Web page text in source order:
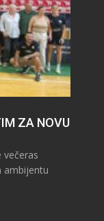
ZA NOVU
večeras
ambijentu